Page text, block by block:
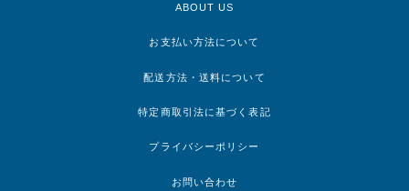
ABOUT US
お支払い方法について
配送方法・送料について
特定商取引法に基づく表記
プライバシーポリシー
お問い合わせ